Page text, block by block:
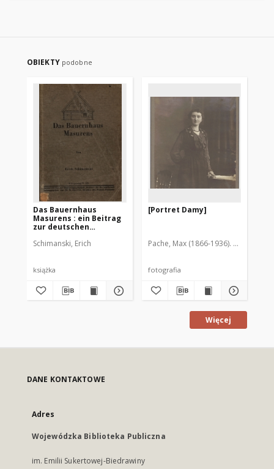
OBIEKTY podobne
Das Bauernhaus
Masurens : ein Beitrag
zur deutschen
Schimanski, Erich
książka
[Portret Damy]
Pache, Max (1866-1936). Fot.
fotografia
Więcej
DANE KONTAKTOWE
Adres
Wojewódzka Biblioteka Publiczna
im. Emilii Sukertowej-Biedrawiny